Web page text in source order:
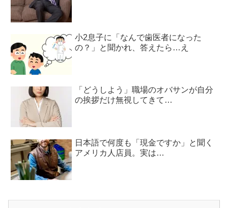
小2息子に「なんで歯医者になった
の？」と聞かれ、答えたら…え
「どうしよう」職場のオバサンが自分
の挨拶だけ無視してきて…
日本語で何度も「現金ですか」と聞く
アメリカ人店員。実は…